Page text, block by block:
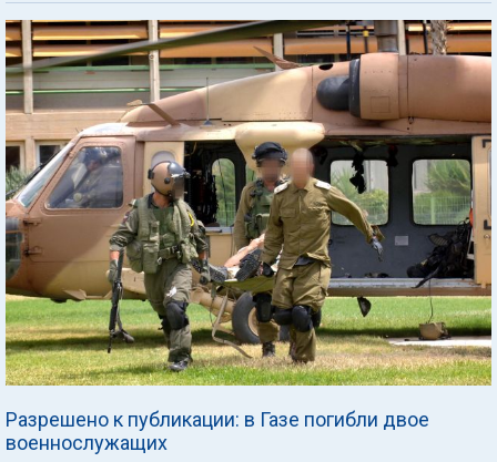
Разрешено к публикации: в Газе погибли двое
военнослужащих